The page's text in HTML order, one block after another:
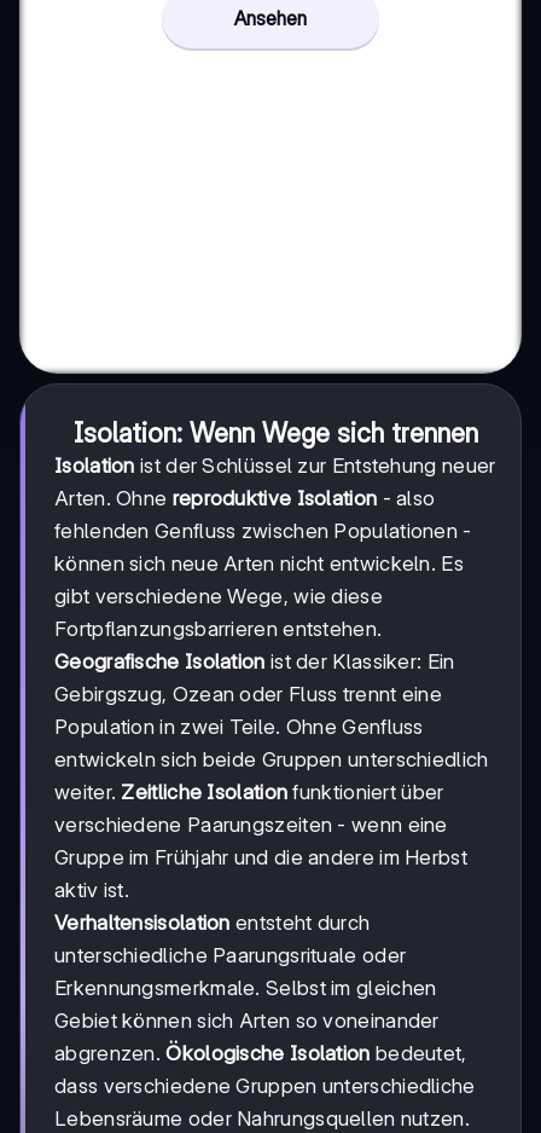
Ansehen
Isolation: Wenn Wege sich trennen
Isolation ist der Schlüssel zur Entstehung neuer
Arten. Ohne reproduktive Isolation - also
fehlenden Genfluss zwischen Populationen -
können sich neue Arten nicht entwickeln. Es
gibt verschiedene Wege, wie diese
Fortpflanzungsbarrieren entstehen.
Geografische Isolation ist der Klassiker: Ein
Gebirgszug, Ozean oder Fluss trennt eine
Population in zwei Teile. Ohne Genfluss
entwickeln sich beide Gruppen unterschiedlich
weiter. Zeitliche Isolation funktioniert über
verschiedene Paarungszeiten - wenn eine
Gruppe im Frühjahr und die andere im Herbst
aktiv ist.
Verhaltensisolation entsteht durch
unterschiedliche Paarungsrituale oder
Erkennungsmerkmale. Selbst im gleichen
Gebiet können sich Arten so voneinander
abgrenzen.Ökologische Isolation bedeutet,
dass verschiedene Gruppen unterschiedliche
Lebensräume oder Nahrungsquellen nutzen.